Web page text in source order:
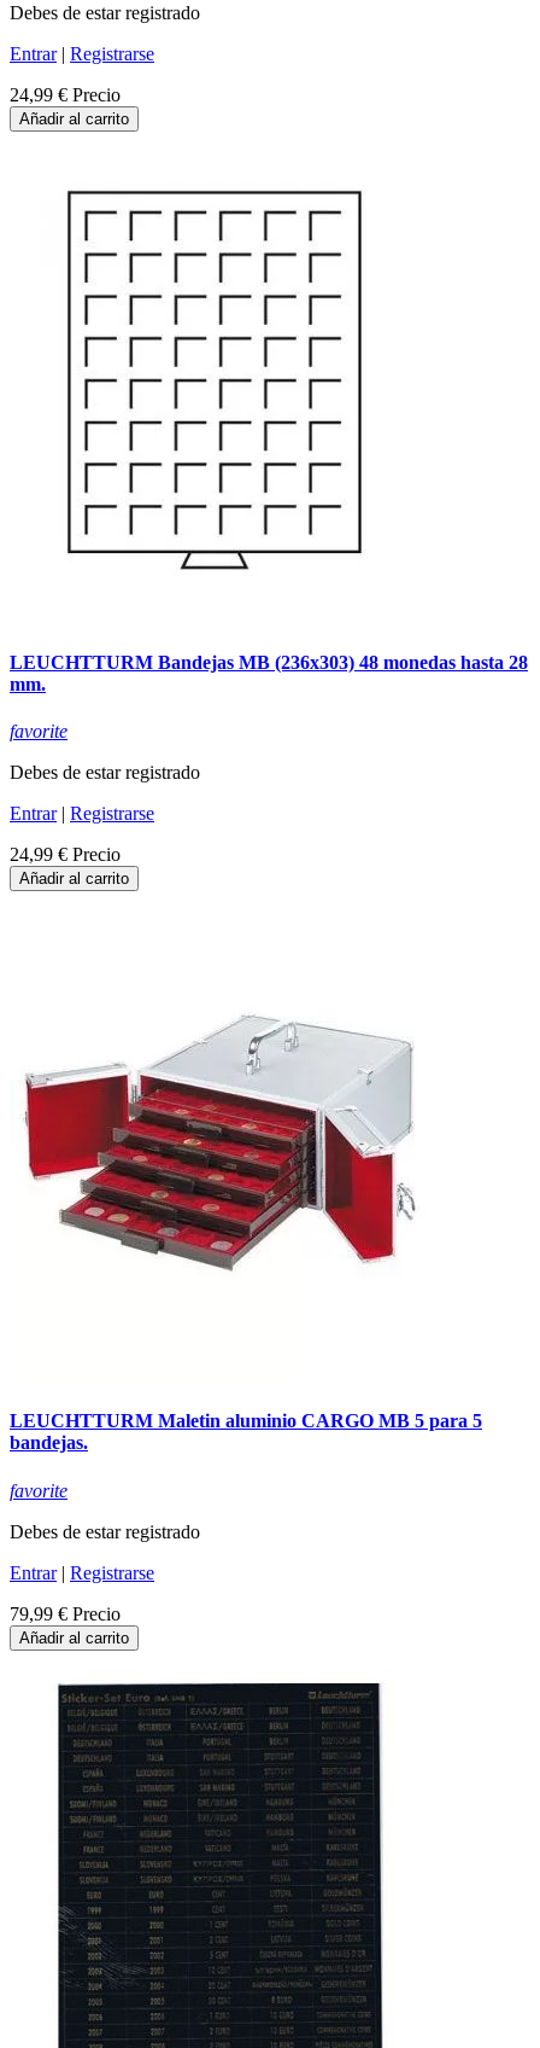
Debes de estar registrado
Entrar| Registrarse
24,99 € Precio
Añadir al carrito
LEUCHTTURM Bandejas MB (236x303) 48 monedas hasta 28
mm.
favorite
Debes de estar registrado
Entrar| Registrarse
24,99 € Precio
Añadir al carrito
LEUCHTTURM Maletin aluminio CARGO MB 5 para 5
bandejas.
favorite
Debes de estar registrado
Entrar| Registrarse
79,99 € Precio
Añadir al carrito